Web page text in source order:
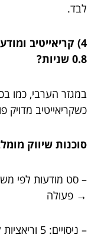
לבד.
4) קריאייטיב
0.8 שניות?
במגזר הערבי, כמו
כשקריאייטיב
סוכנות שיווק
– סט מודעות לפי
→ פעולה
– ניסויים: 5 וריאציות לתמונה/וידאו, 3 כותרות, 2 מסרים